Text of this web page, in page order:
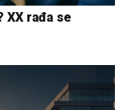
rađa se